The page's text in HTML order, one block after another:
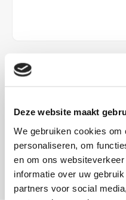
Deze website maakt
We gebruiken cookies
personaliseren, om
en om ons
informatie over uw
partners voor social
€23,30
Schaal 1:72Lees meer
DELEN: